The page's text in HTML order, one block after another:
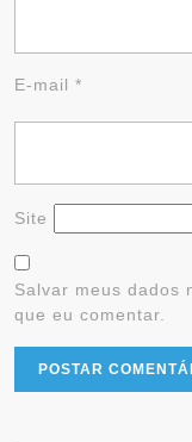
E-mail *
Site
Salvar meus dados
que eu comentar.